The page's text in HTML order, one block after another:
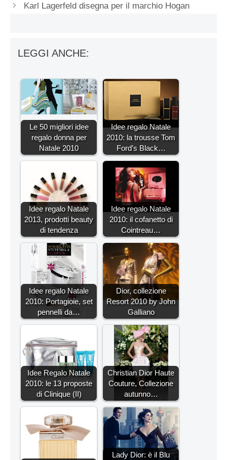
Karl Lagerfeld disegna per il marchio Hogan
LEGGI ANCHE:
Le 50 migliori idee
regalo donna per
Natale 2010
Idee regalo Natale
2010: la trousse Tom
Ford’s Black…
Idee regalo Natale
2013, prodotti beauty
di tendenza
Idee regalo Natale
2010: il cofanetto di
Cointreau…
Idee regalo Natale
2010: Portagioie, set
pennelli da…
Dior, collezione
Resort 2010 by John
Galliano
Idee Regalo Natale
2010: le 13 proposte
di Clinique (II)
Christian Dior Haute
Couture, Collezione
autunno…
Lady Dior: è il Blu